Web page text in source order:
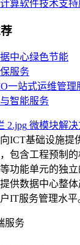
算软件技术支
中心绿色节能
服务
一站式运维管理
智能服务
微模块解
ICT基础设施提
包含工程预制
功能单元的独
供数据中心整
IT服务管理水平
服务